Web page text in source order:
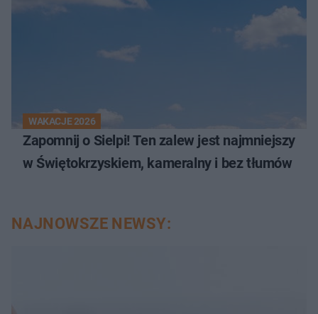
WAKACJE 2026
Zapomnij o Sielpi! Ten zalew jest najmniejszy
w Świętokrzyskiem, kameralny i bez tłumów
NAJNOWSZE NEWSY: